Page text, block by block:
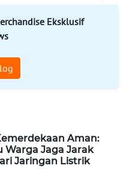
Eksklusif
Aman:
Warga Jaga Jarak
Jaringan Listrik